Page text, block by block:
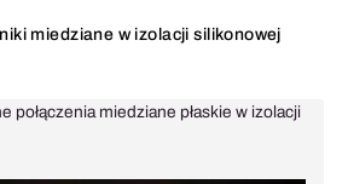
miedziane w izolacji silikonowej
połączenia miedziane płaskie w izolacji